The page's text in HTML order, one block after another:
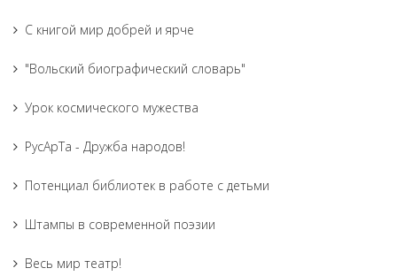
С книгой мир добрей и ярче
"Вольский биографический словарь"
Урок космического мужества
РусАрТа - Дружба народов!
Потенциал библиотек в работе с детьми
Штампы в современной поэзии
Весь мир театр!